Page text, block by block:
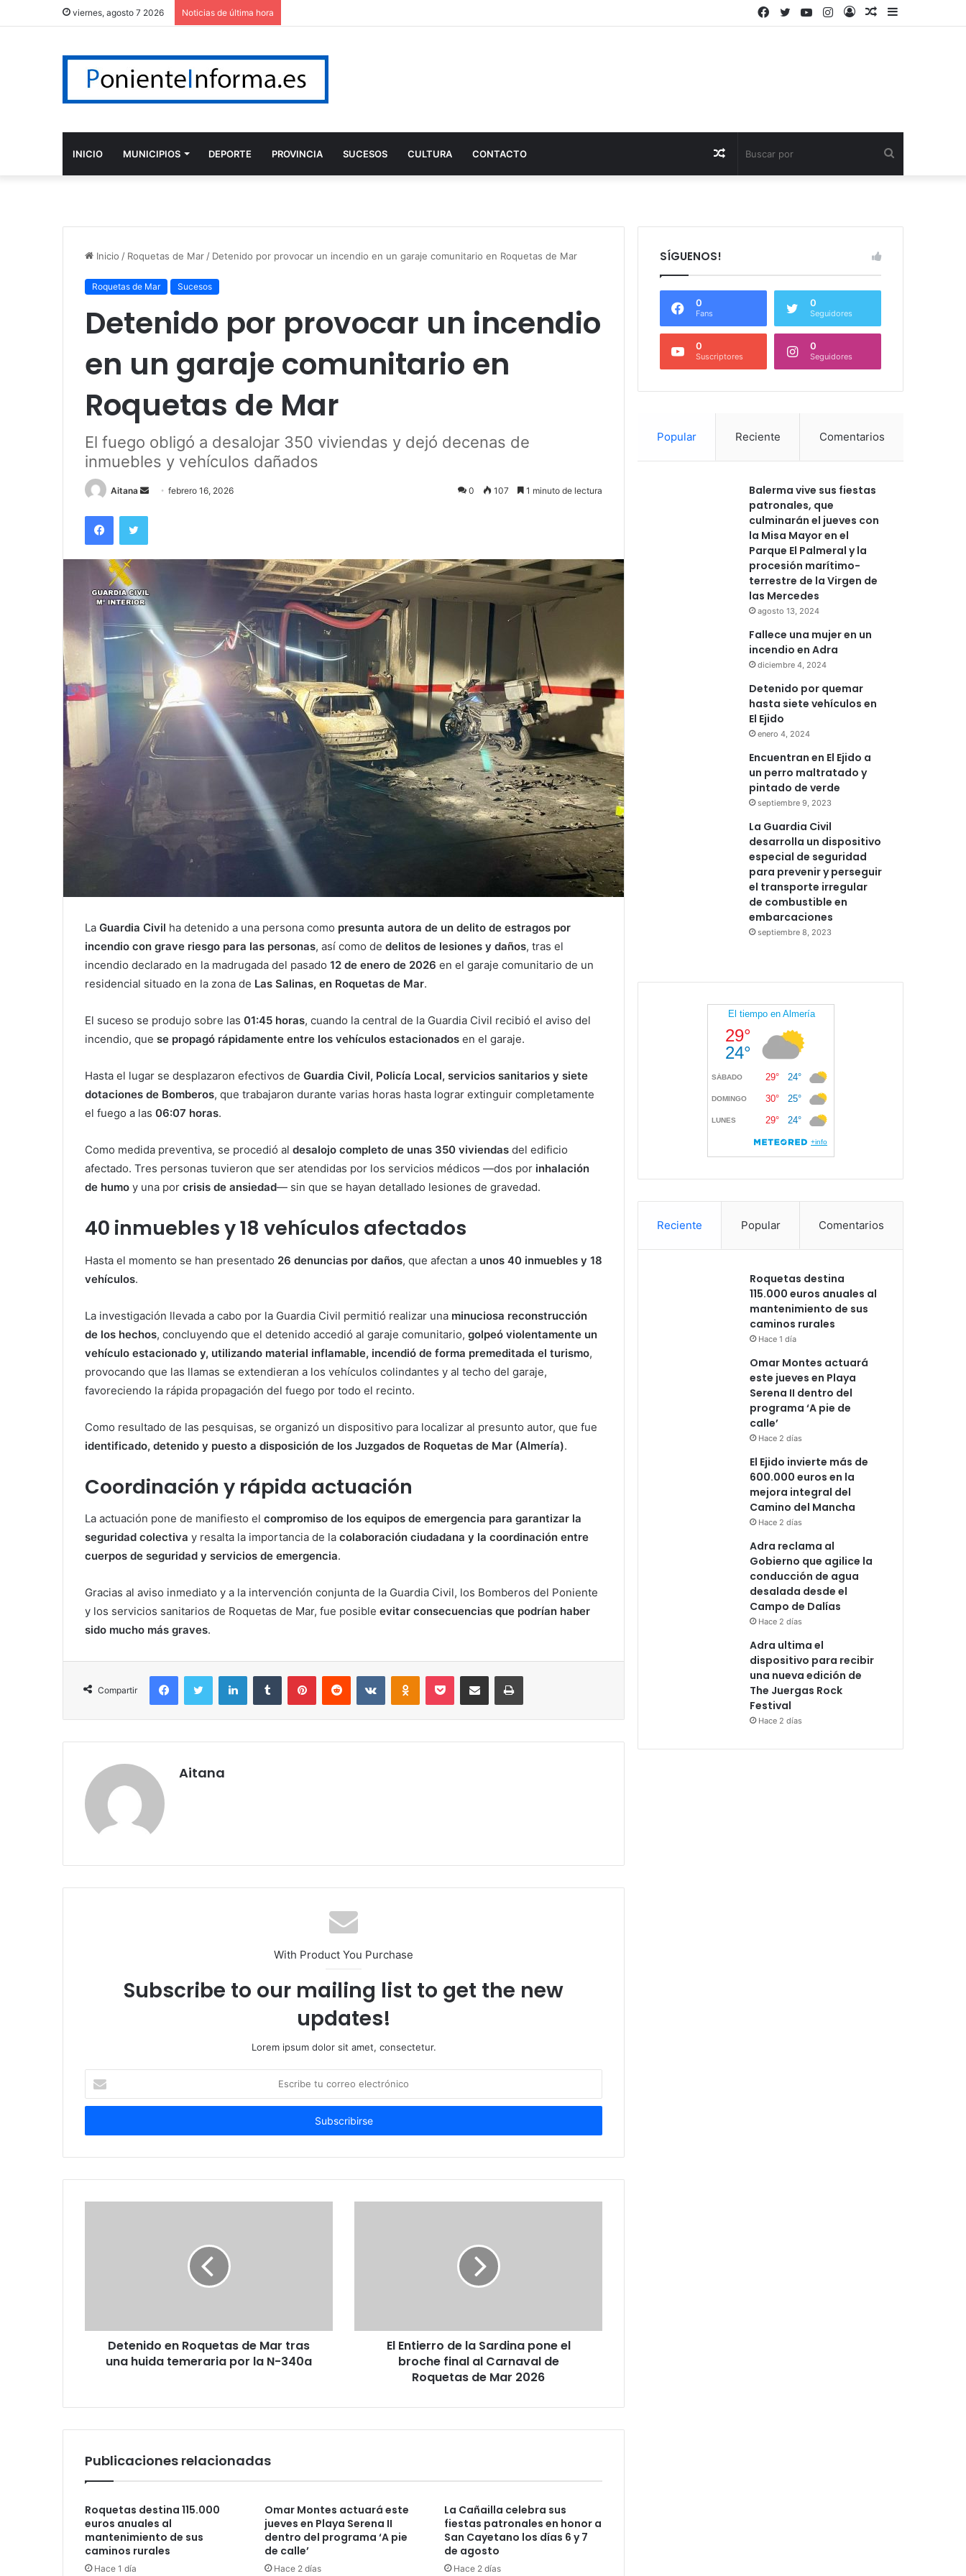
viernes, agosto 7 2026 Noticias de última hora
Barra
Publicación
Acceso
Instagram
YouTube
Twitter
Facebook
INICIO MUNICIPIOS DEPORTE PROVINCIA SUCESOS CULTURA CONTACTO Publicación
Inicio / Roquetas de Mar / Detenido por provocar un incendio en un garaje comunitario en Roquetas de Mar
Roquetas de Mar Sucesos
Detenido por provocar un incendio
en un garaje comunitario en
Roquetas de Mar
El fuego obligó a desalojar 350 viviendas y dejó decenas de
inmuebles y vehículos dañados
Aitana
Sendfebrero 16, 2026 0 107 1 minuto de lectura
FacebookTwitter
La Guardia Civil ha detenido a una persona como presunta autora de un delito de estragos por
incendio con grave riesgo para las personas, así como de delitos de lesiones y daños, tras el
incendio declarado en la madrugada del pasado 12 de enero de 2026 en el garaje comunitario de un
residencial situado en la zona de Las Salinas, en Roquetas de Mar.
El suceso se produjo sobre las 01:45 horas, cuando la central de la Guardia Civil recibió el aviso del
incendio, que se propagó rápidamente entre los vehículos estacionados en el garaje.
Hasta el lugar se desplazaron efectivos de Guardia Civil, Policía Local, servicios sanitarios y siete
dotaciones de Bomberos, que trabajaron durante varias horas hasta lograr extinguir completamente
el fuego a las 06:07 horas.
Como medida preventiva, se procedió al desalojo completo de unas 350 viviendas del edificio
afectado. Tres personas tuvieron que ser atendidas por los servicios médicos —dos por inhalación
de humo y una por crisis de ansiedad— sin que se hayan detallado lesiones de gravedad.
40 inmuebles y 18 vehículos afectados
Hasta el momento se han presentado 26 denuncias por daños, que afectan a unos 40 inmuebles y 18
vehículos.
La investigación llevada a cabo por la Guardia Civil permitió realizar una minuciosa reconstrucción
de los hechos, concluyendo que el detenido accedió al garaje comunitario, golpeó violentamente un
vehículo estacionado y, utilizando material inflamable, incendió de forma premeditada el turismo,
provocando que las llamas se extendieran a los vehículos colindantes y al techo del garaje,
favoreciendo la rápida propagación del fuego por todo el recinto.
Como resultado de las pesquisas, se organizó un dispositivo para localizar al presunto autor, que fue
identificado, detenido y puesto a disposición de los Juzgados de Roquetas de Mar (Almería).
Coordinación y rápida actuación
La actuación pone de manifiesto el compromiso de los equipos de emergencia para garantizar la
seguridad colectiva y resalta la importancia de la colaboración ciudadana y la coordinación entre
cuerpos de seguridad y servicios de emergencia.
Gracias al aviso inmediato y a la intervención conjunta de la Guardia Civil, los Bomberos del Poniente
y los servicios sanitarios de Roquetas de Mar, fue posible evitar consecuencias que podrían haber
sido mucho más graves.
Compartir
FacebookTwitter LinkedInTumblr PinterestReddit VKontakteOdnoklassniki
Pocket Compartir por correo electrónicoImprimir
Aitana
With Product You Purchase
Subscribe to our mailing list to get the new
updates!
Lorem ipsum dolor sit amet, consectetur.
correo
Detenido en Roquetas de Mar tras
una huida temeraria por la N-340a
El Entierro de la Sardina pone el
broche final al Carnaval de
Roquetas de Mar 2026
Publicaciones relacionadas
Roquetas destina 115.000
euros anuales al
mantenimiento de sus
caminos rurales
Hace 1 día
Omar Montes actuará este
jueves en Playa Serena II
dentro del programa ‘A pie
de calle’
Hace 2 días
La Cañailla celebra sus
fiestas patronales en honor a
San Cayetano los días 6 y 7
de agosto
Hace 2 días
SÍGUENOS!
0
Fans
0
Seguidores
0
Suscriptores
0
Seguidores
Popular Reciente Comentarios
Balerma vive sus fiestas
patronales, que
culminarán el jueves con
la Misa Mayor en el
Parque El Palmeral y la
procesión marítimo-
terrestre de la Virgen de
las Mercedes
agosto 13, 2024
Fallece una mujer en un
incendio en Adra
diciembre 4, 2024
Detenido por quemar
hasta siete vehículos en
El Ejido
enero 4, 2024
Encuentran en El Ejido a
un perro maltratado y
pintado de verde
septiembre 9, 2023
La Guardia Civil
desarrolla un dispositivo
especial de seguridad
para prevenir y perseguir
el transporte irregular
de combustible en
embarcaciones
septiembre 8, 2023
Reciente Popular Comentarios
Roquetas destina
115.000 euros anuales al
mantenimiento de sus
caminos rurales
Hace 1 día
Omar Montes actuará
este jueves en Playa
Serena II dentro del
programa ‘A pie de
calle’
Hace 2 días
El Ejido invierte más de
600.000 euros en la
mejora integral del
Camino del Mancha
Hace 2 días
Adra reclama al
Gobierno que agilice la
conducción de agua
desalada desde el
Campo de Dalías
Hace 2 días
Adra ultima el
dispositivo para recibir
una nueva edición de
The Juergas Rock
Festival
Hace 2 días